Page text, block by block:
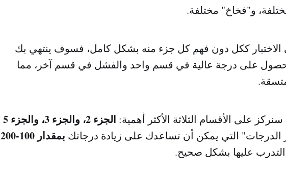
و"فخاخ" مختلفة.
ككل دون فهم كل جزء منه بشكل كامل، فسوف ينتهي بك
على درجة عالية في قسم واحد والفشل في قسم آخر، مما
على الأقسام الثلاثة الأكثر أهمية: الجزء 2، والجزء 3، والجزء 5
التي يمكن أن تساعدك على زيادة درجاتك
بمقدار 100-200
عليها بشكل صحيح.